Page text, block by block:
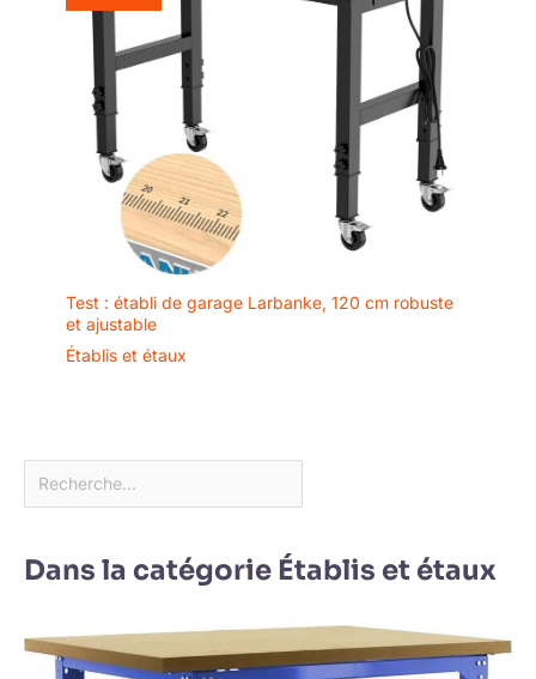
Test : établi de garage Larbanke, 120 cm robuste
et ajustable
Établis et étaux
Dans la catégorie Établis et étaux